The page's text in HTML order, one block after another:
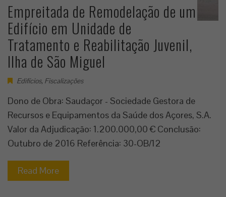
Empreitada de Remodelação de um
Edifício em Unidade de
Tratamento e Reabilitação Juvenil,
Ilha de São Miguel
Edifícios, Fiscalizações
Dono de Obra: Saudaçor - Sociedade Gestora de
Recursos e Equipamentos da Saúde dos Açores, S.A.
Valor da Adjudicação: 1.200.000,00 € Conclusão:
Outubro de 2016 Referência: 30-OB/12
Read More